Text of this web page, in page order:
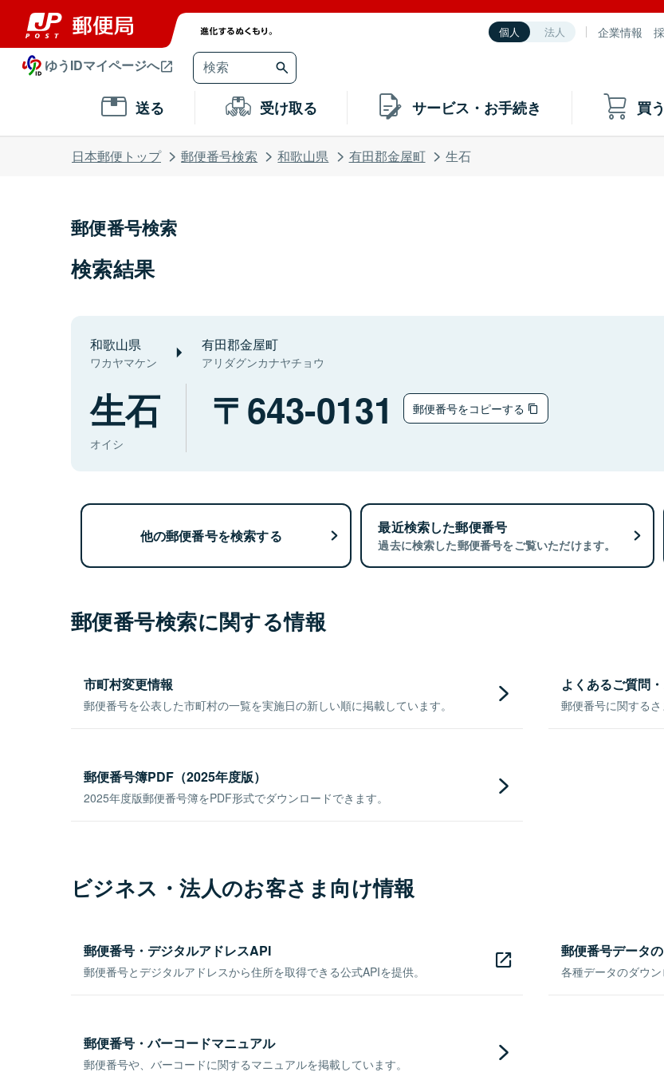
個人 法人 企業情報
ゆうIDマイページへ
送る 受け取る サービス・お手続き 買う
日本郵便トップ 郵便番号検索 和歌山県 有田郡金屋町 生石
郵便番号検索
検索結果
和歌山県
ワカヤマケン
有田郡金屋町
アリダグンカナヤチョウ
生石
オイシ
643-0131 郵便番号をコピーする
他の郵便番号を検索する 最近検索した郵便番号
過去に検索した郵便番号をご覧いただけます。
郵便番号検索に関する情報
市町村変更情報
郵便番号を公表した市町村の一覧を実施日の新しい順に掲載しています。
よくあるご質問
郵便番号に関するさ
郵便番号簿PDF（2025年度版）
2025年度版郵便番号簿をPDF形式でダウンロードできます。
ビジネス・法人のお客さま向け情報
郵便番号・デジタルアドレスAPI
郵便番号とデジタルアドレスから住所を取得できる公式APIを提供。
郵便番号データ
各種データのダウ
郵便番号・バーコードマニュアル
郵便番号や、バーコードに関するマニュアルを掲載しています。